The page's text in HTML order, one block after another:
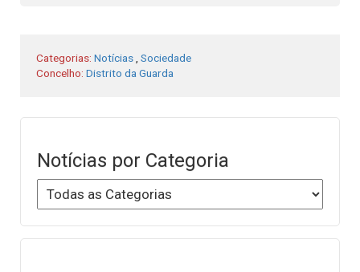
Categorias: Notícias Sociedade
Concelho: Distrito da Guarda
Notícias por Categoria